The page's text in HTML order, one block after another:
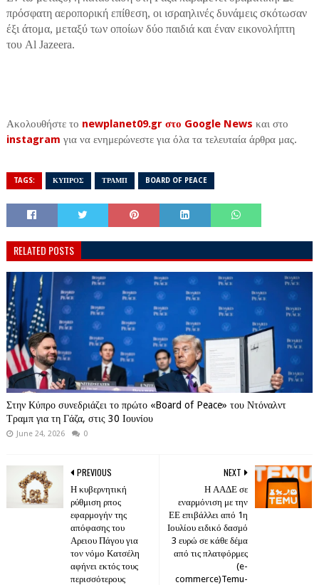
πρόσφατη αεροπορική επίθεση, οι ισραηλινές δυνάμεις σκότωσαν
έξι άτομα, μεταξύ των οποίων δύο παιδιά και έναν εικονολήπτη
του Al Jazeera.
Ακολουθήστε το newplanet09.gr στο Google News και στο
instagram για να ενημερώνεστε για όλα τα τελευταία άρθρα μας.
TAGS: ΚΥΠΡΟΣ ΤΡΑΜΠ BOARD OF PEACE
RELATED POSTS
Στην Κύπρο συνεδριάζει το πρώτο «Board of Peace» του Ντόναλντ
Τραμπ για τη Γάζα, στις 30 Ιουνίου
June 24, 2026 0
NEXT
Η ΑΑΔΕ σε
εναρμόνιση με την
ΕΕ επιβάλλει από 1η
Ιουλίου ειδικό δασμό
3 ευρώ σε κάθε δέμα
από τις πλατφόρμες
(e-
commerce)Temu-
PREVIOUS
Η κυβερνητική
ρύθμιση ρπος
εφαρμογήν της
απόφασης του
Αρειου Πάγου για
τον νόμο Κατσέλη
αφήνει εκτός τους
περισσότερους